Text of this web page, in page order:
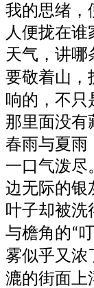
我的思绪，
人便拢在
天气，讲哪
要敬着山，
响的，不只
那里面没有
春雨与夏雨
一口气泼尽
边无际的银
叶子却被洗
与檐角的“
雾似乎又浓
漉的街面上